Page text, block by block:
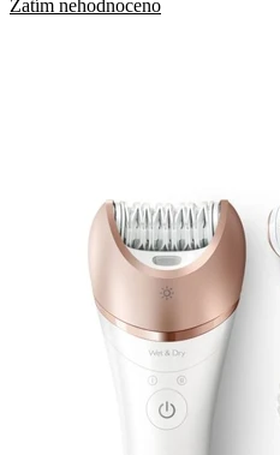
Zatím nehodnoceno